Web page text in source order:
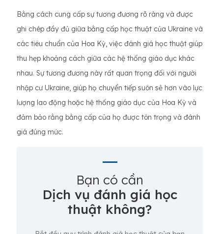
Bằng cách cung cấp sự tương đương rõ ràng và được
ghi chép đầy đủ giữa bằng cấp học thuật của Ukraine và
các tiêu chuẩn của Hoa Kỳ, việc đánh giá học thuật giúp
thu hẹp khoảng cách giữa các hệ thống giáo dục khác
nhau. Sự tương đương này rất quan trọng đối với người
nhập cư Ukraine, giúp họ chuyển tiếp suôn sẻ hơn vào lực
lượng lao động hoặc hệ thống giáo dục của Hoa Kỳ và
đảm bảo rằng bằng cấp của họ được tôn trọng và đánh
giá đúng mức.
Bạn có cần
Dịch vụ đánh giá học
thuật không?